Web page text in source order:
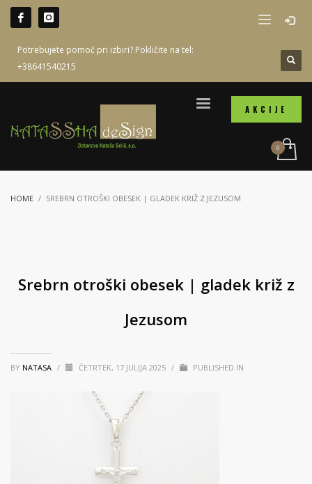
Potrebujete pomoč pri izbiri? Pokličite na tel:
+38641540215
AKCIJE
HOME SREBRN OTROŠKI OBESEK | GLADEK KRIŽ Z JEZUSOM
Srebrn otroški obesek | gladek križ z
Jezusom
BY NATASA / ČETRTEK, 17 JULIJA 2025 / PUBLISHED IN